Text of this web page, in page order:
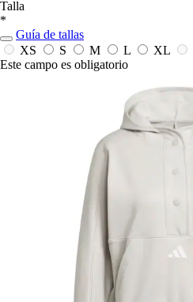
Talla
*
Guía de tallas
XS
S M L XL
Este campo es obligatorio